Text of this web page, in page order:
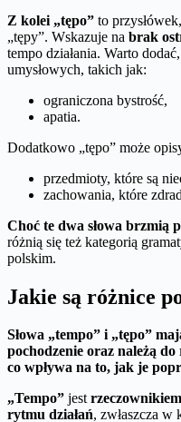
Z kolei „tępo” to
„tępy”. Wskazuje na brak
tempo działania. Warto
umysłowych, takich jak:
ograniczona bystrość,
apatia.
Dodatkowo „tępo” może
przedmioty, które są
zachowania, które
Choć te dwa słowa brzmią
różnią się też kategorią
polskim.
Jakie są różnice
Słowa „tempo” i „tępo”
pochodzenie oraz należą
co wpływa na to, jak je
„Tempo” jestrzeczownikiem
rytmu działań, zwłaszcza